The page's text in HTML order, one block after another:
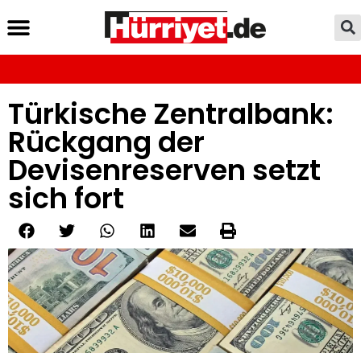
Türkische Zentralbank:
Rückgang der
Devisenreserven setzt
sich fort